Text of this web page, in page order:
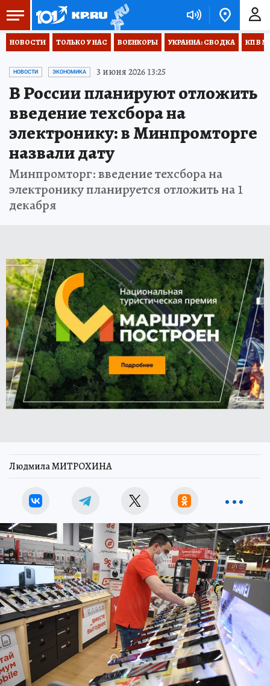
НОВОСТИ ТОЛЬКО У НАС ВОЕНКОРЫ УКРАИНА: СВОДКА КП В
НОВОСТИ ЭКОНОМИКА 3 июня 2026 13:25
В России планируют отложить
введение техсбора на
электронику: в Минпромторге
назвали дату
Минпромторг: введение техсбора на
электронику планируется отложить на 1
декабря
Людмила МИТРОХИНА